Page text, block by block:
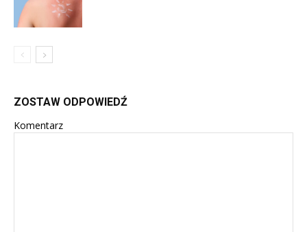
ZOSTAW ODPOWIEDŹ
Komentarz